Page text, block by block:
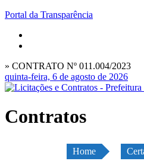
Portal da Transparência
» CONTRATO Nº 011.004/2023
quinta-feira, 6 de agosto de 2026
Contratos
Home